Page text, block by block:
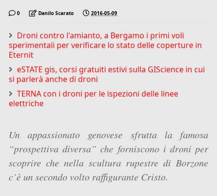
0 Danilo Scarato 2016-05-09
Droni contro l'amianto, a Bergamo i primi voli
sperimentali per verificare lo stato delle coperture in
Eternit
eSTATE gis, corsi gratuiti estivi sulla GIScience in cui
si parlerà anche di droni
TERNA con i droni per le ispezioni delle linee
elettriche
Un appassionato genovese sfrutta la famosa
“prospettiva diversa” che forniscono i droni per
scoprire che nella scultura rupestre di Borzone
c’è un secondo volto raffigurante Cristo.